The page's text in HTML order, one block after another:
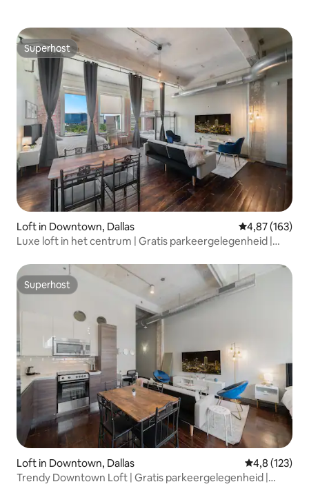
Superhost
Superhost
Loft in Downtown, Dallas Gemiddelde
4,87 (163)
Luxe loft in het centrum | Gratis parkeergelegenheid |
Superhost
Superhost
Loft in Downtown, Dallas Gemiddelde
4,8 (123)
Trendy Downtown Loft | Gratis parkeergelegenheid |